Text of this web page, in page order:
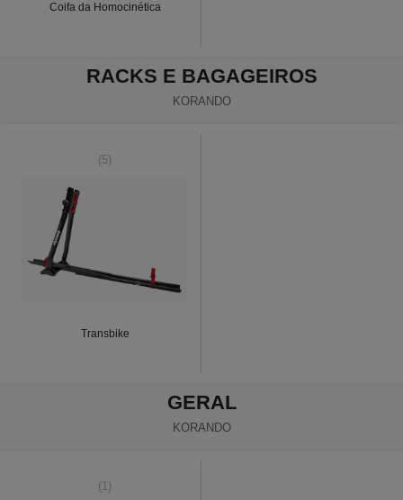
Coifa da Homocinética
RACKS E BAGAGEIROS
KORANDO
(5)
Transbike
GERAL
KORANDO
(1)